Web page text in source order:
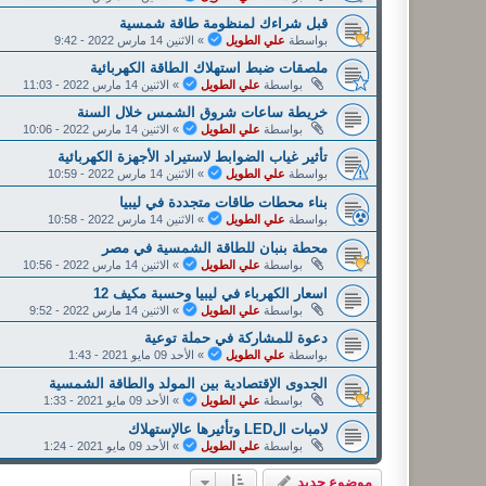
قبل شراءك لمنظومة طاقة شمسية
بواسطة علي الطويل » الاثنين 14 مارس 2022 - 9:42
ملصقات ضبط استهلاك الطاقة الكهربائية
بواسطة علي الطويل » الاثنين 14 مارس 2022 - 11:03
خريطة ساعات شروق الشمس خلال السنة
بواسطة علي الطويل » الاثنين 14 مارس 2022 - 10:06
تأثير غياب الضوابط لاستيراد الأجهزة الكهربائية
بواسطة علي الطويل » الاثنين 14 مارس 2022 - 10:59
بناء محطات طاقات متجددة في ليبيا
بواسطة علي الطويل » الاثنين 14 مارس 2022 - 10:58
محطة بنبان للطاقة الشمسية في مصر
بواسطة علي الطويل » الاثنين 14 مارس 2022 - 10:56
اسعار الكهرباء في ليبيا وحسبة مكيف 12
بواسطة علي الطويل » الاثنين 14 مارس 2022 - 9:52
دعوة للمشاركة في حملة توعية
بواسطة علي الطويل » الأحد 09 مايو 2021 - 1:43
الجدوى الإقتصادية بين المولد والطاقة الشمسية
بواسطة علي الطويل » الأحد 09 مايو 2021 - 1:33
لامبات الLED وتأثيرها عالإستهلاك
بواسطة علي الطويل » الأحد 09 مايو 2021 - 1:24
موضوع جديد